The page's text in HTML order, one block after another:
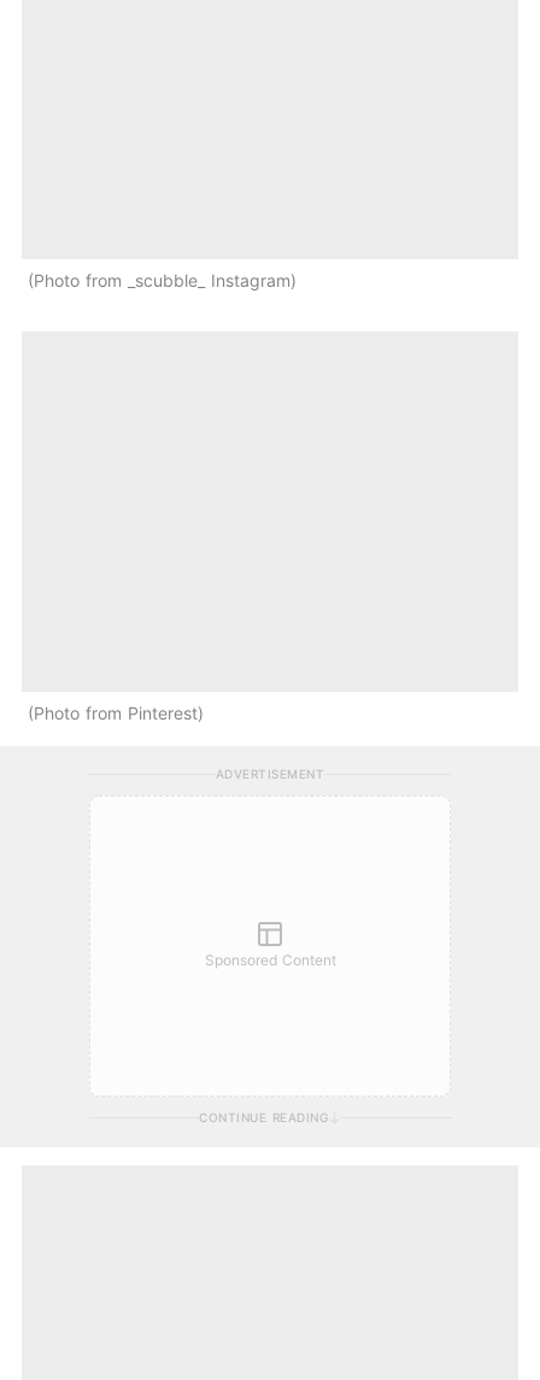
Photo from _scubble_ Instagram
Photo from Pinterest
ADVERTISEMENT
Sponsored Content
CONTINUE READING